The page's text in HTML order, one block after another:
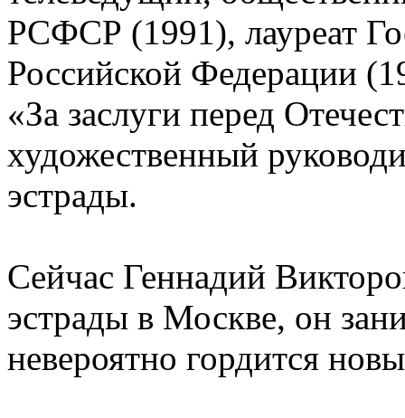
РСФСР (1991), лауреат
Российской Федерации
«За заслуги перед
художественный
эстрады.
Сейчас Геннадий
эстрады в Москве, он
невероятно гордится